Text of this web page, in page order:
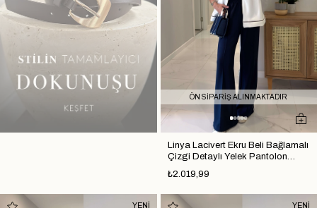
Linya Lacivert Ekru Beli Bağlamalı
Çizgi Detaylı Yelek Pantolon
₺2.019,99
ÖN SİPARİŞ ALINMAKTADIR
YENİ YENİ